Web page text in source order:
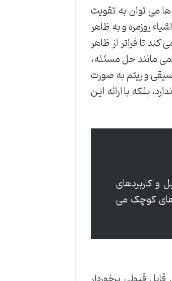
می توان به تقویت
روزمره و به ظاهر
تا فراتر از ظاهر
مانند حل مسئله،
و ریتم به صورت
بلکه با ارائه این
و کاربردهای
های کوچک می